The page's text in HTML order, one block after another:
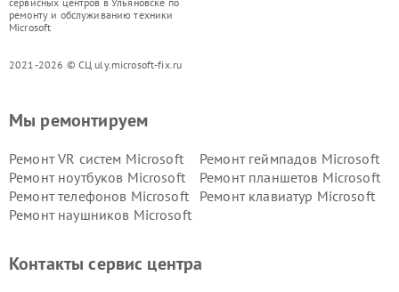
ремонту и обслуживанию техники
Microsoft
2021-2026 © СЦ uly.microsoft-fix.ru
Мы ремонтируем
Ремонт VR систем Microsoft
Ремонт геймпадов Microsoft
Ремонт ноутбуков Microsoft
Ремонт планшетов Microsoft
Ремонт телефонов Microsoft
Ремонт клавиатур Microsoft
Ремонт наушников Microsoft
Контакты сервис центра